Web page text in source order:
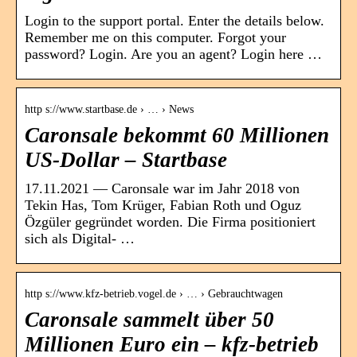
Login to the support portal. Enter the details below.
Remember me on this computer. Forgot your
password? Login. Are you an agent? Login here …
http s://www.startbase.de › … › News
Caronsale bekommt 60 Millionen
US-Dollar – Startbase
17.11.2021 — Caronsale war im Jahr 2018 von
Tekin Has, Tom Krüger, Fabian Roth und Oguz
Özgüler gegründet worden. Die Firma positioniert
sich als Digital- …
http s://www.kfz-betrieb.vogel.de › … › Gebrauchtwagen
Caronsale sammelt über 50
Millionen Euro ein – kfz-betrieb